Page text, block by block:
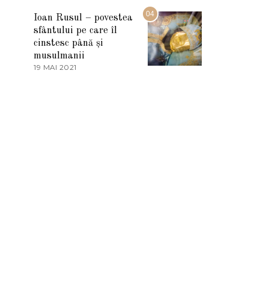
2
2U
G
U
S
04
Ioan Rusul – povestea
sfântului pe care îl
cinstesc până și
musulmanii
19 MAI 2021